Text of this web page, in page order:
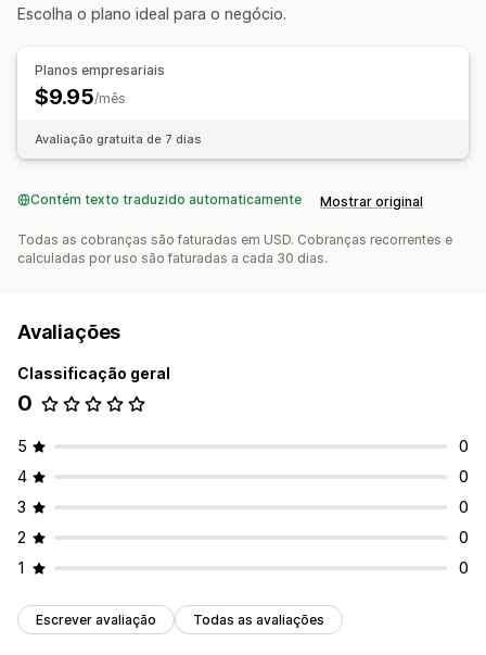
Escolha o plano ideal para o negócio.
Planos empresariais
$9.95/mês
Avaliação gratuita de 7 dias
Contém texto traduzido automaticamente Mostrar original
Todas as cobranças são faturadas em USD. Cobranças recorrentes e
calculadas por uso são faturadas a cada 30 dias.
Avaliações
Classificação geral
0
5
0
4
0
3
0
2
0
1
0
Escrever avaliação Todas as avaliações